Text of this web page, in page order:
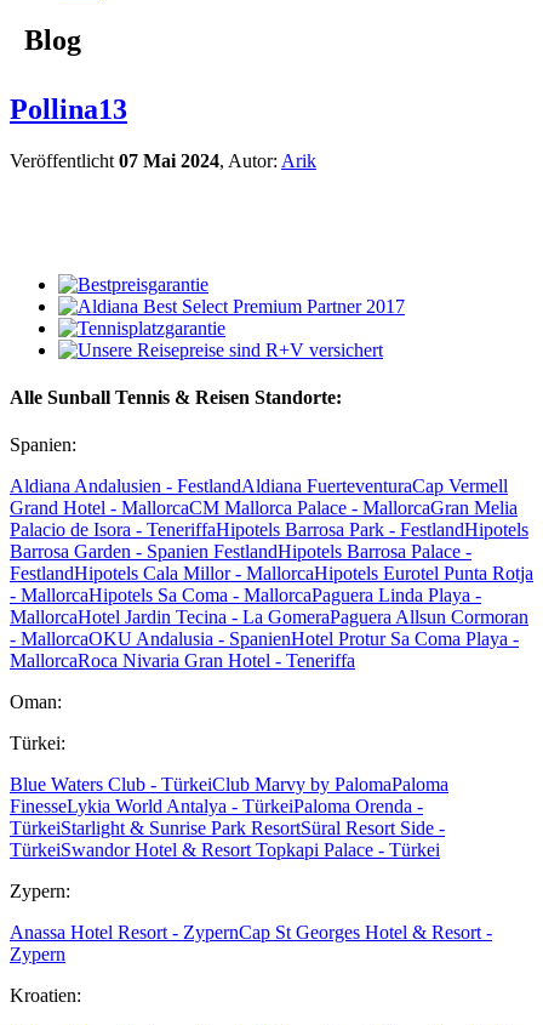
Blog
Pollina13
Veröffentlicht 07 Mai 2024, Autor: Arik
Alle Sunball Tennis & Reisen Standorte:
Spanien:
Aldiana Andalusien - FestlandAldiana FuerteventuraCap Vermell
Grand Hotel - MallorcaCM Mallorca Palace - MallorcaGran Melia
Palacio de Isora - TeneriffaHipotels Barrosa Park - FestlandHipotels
Barrosa Garden - Spanien FestlandHipotels Barrosa Palace -
FestlandHipotels Cala Millor - MallorcaHipotels Eurotel Punta Rotja
- MallorcaHipotels Sa Coma - MallorcaPaguera Linda Playa -
MallorcaHotel Jardin Tecina - La GomeraPaguera Allsun Cormoran
- MallorcaOKU Andalusia - SpanienHotel Protur Sa Coma Playa -
MallorcaRoca Nivaria Gran Hotel - Teneriffa
Oman:
Türkei:
Blue Waters Club - TürkeiClub Marvy by PalomaPaloma
FinesseLykia World Antalya - TürkeiPaloma Orenda -
TürkeiStarlight & Sunrise Park ResortSüral Resort Side -
TürkeiSwandor Hotel & Resort Topkapi Palace - Türkei
Zypern:
Anassa Hotel Resort - ZypernCap St Georges Hotel & Resort -
Zypern
Kroatien: